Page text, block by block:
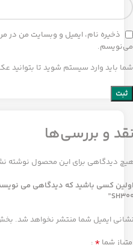
ذخیره نام، ایمیل و وبسایت من در
می‌نویسم.
شما باید وارد سیستم شوید تا بتوانید
و بررسی‌ها
دیدگاهی برای این محصول نوشته
کسی باشید که دیدگاهی می
ایمیل شما منتشر نخواهد شد.
شما